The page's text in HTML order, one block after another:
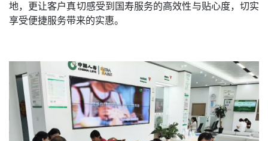
地，更让客户真切感受到国寿服务的高效性与贴心度，切实
享受便捷服务带来的实惠。